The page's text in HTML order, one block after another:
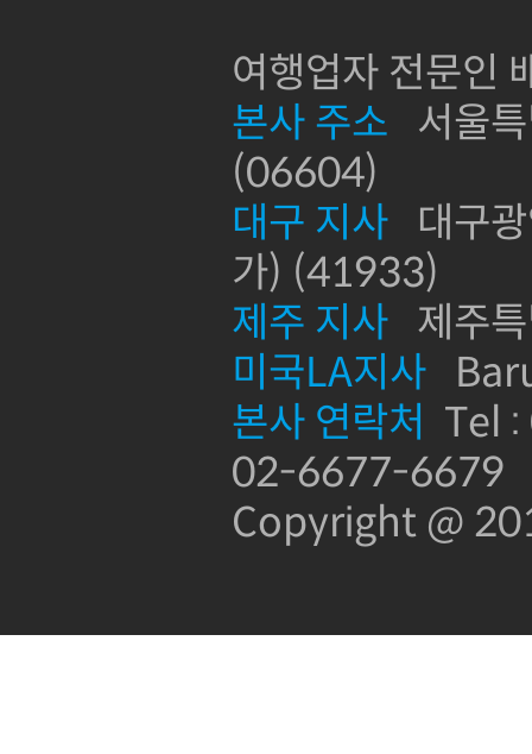
여행업자 전문인
본사 주소 서울
(06604)
대구 지사 대구
가) (41933)
제주 지사 제주
미국LA지사
본사 연락처 Tel
02-6677-6679
Copyright @